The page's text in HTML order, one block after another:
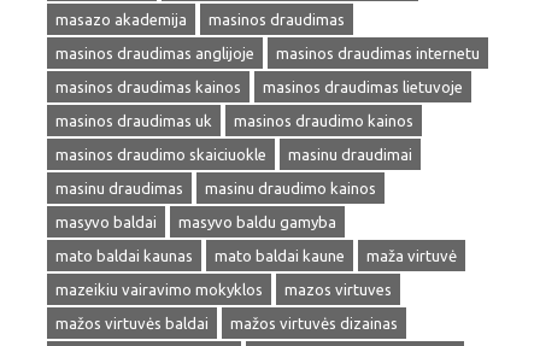
masazo akademija
masinos draudimas
masinos draudimas anglijoje
masinos draudimas internetu
masinos draudimas kainos
masinos draudimas lietuvoje
masinos draudimas uk
masinos draudimo kainos
masinos draudimo skaiciuokle
masinu draudimai
masinu draudimas
masinu draudimo kainos
masyvo baldai
masyvo baldu gamyba
mato baldai kaunas
mato baldai kaune
maža virtuvė
mazeikiu vairavimo mokyklos
mazos virtuves
mažos virtuvės baldai
mažos virtuvės dizainas